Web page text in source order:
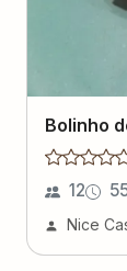
Bolinho
12
Nice